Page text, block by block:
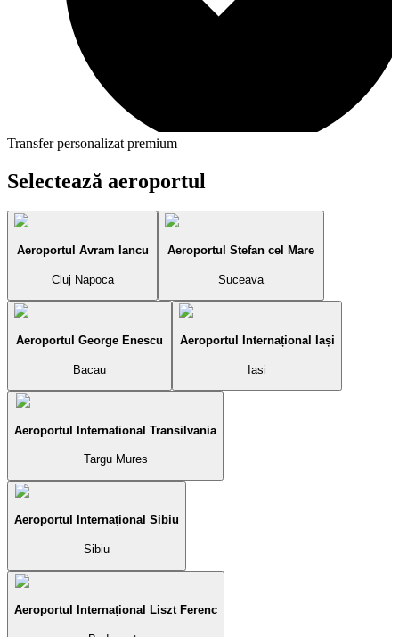
Transfer personalizat premium
Selectează aeroportul
Aeroportul Avram Iancu
Cluj Napoca
Aeroportul Stefan cel Mare
Suceava
Aeroportul George Enescu
Bacau
Aeroportul Internațional Iași
Iasi
Aeroportul International Transilvania
Targu Mures
Aeroportul Internațional Sibiu
Sibiu
Aeroportul Internațional Liszt Ferenc